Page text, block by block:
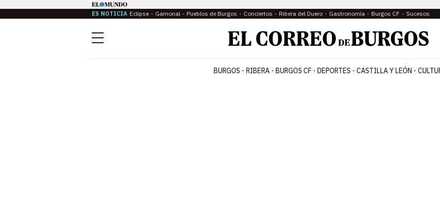
ES NOTICIA Eclipse Gamonal Pueblos de Burgos Conciertos Ribera del Duero Gastronomía Burgos CF Sucesos
Menú
BURGOS RIBERA BURGOS CF DEPORTES CASTILLA Y LEÓN